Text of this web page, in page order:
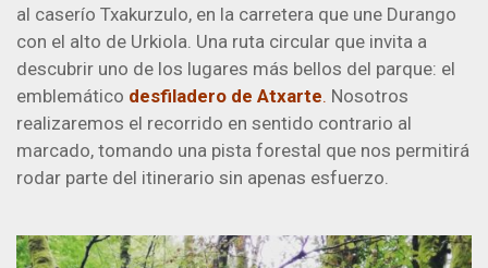
al caserío Txakurzulo, en la carretera que une Durango
con el alto de Urkiola. Una ruta circular que invita a
descubrir uno de los lugares más bellos del parque: el
emblemático desfiladero de Atxarte. Nosotros
realizaremos el recorrido en sentido contrario al
marcado, tomando una pista forestal que nos permitirá
rodar parte del itinerario sin apenas esfuerzo.